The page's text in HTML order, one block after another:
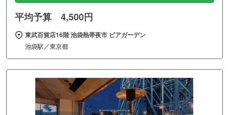
平均予算 4,500円
東武百貨店16階 池袋熱帯夜市 ビアガーデン
池袋駅／東京都